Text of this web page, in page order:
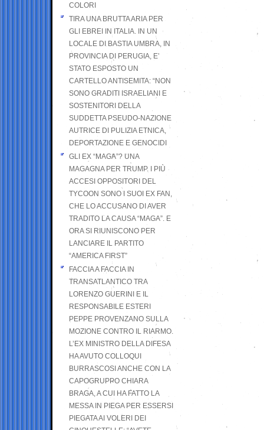
COLORI
TIRA UNA BRUTTA ARIA PER
GLI EBREI IN ITALIA. IN UN
LOCALE DI BASTIA UMBRA, IN
PROVINCIA DI PERUGIA, E’
STATO ESPOSTO UN
CARTELLO ANTISEMITA: “NON
SONO GRADITI ISRAELIANI E
SOSTENITORI DELLA
SUDDETTA PSEUDO-NAZIONE
AUTRICE DI PULIZIA ETNICA,
DEPORTAZIONE E GENOCIDI
GLI EX “MAGA”? UNA
MAGAGNA PER TRUMP. I PIÙ
ACCESI OPPOSITORI DEL
TYCOON SONO I SUOI EX FAN,
CHE LO ACCUSANO DI AVER
TRADITO LA CAUSA “MAGA”. E
ORA SI RIUNISCONO PER
LANCIARE IL PARTITO
“AMERICA FIRST”
FACCIA A FACCIA IN
TRANSATLANTICO TRA
LORENZO GUERINI E IL
RESPONSABILE ESTERI
PEPPE PROVENZANO SULLA
MOZIONE CONTRO IL RIARMO.
L’EX MINISTRO DELLA DIFESA
HA AVUTO COLLOQUI
BURRASCOSI ANCHE CON LA
CAPOGRUPPO CHIARA
BRAGA, A CUI HA FATTO LA
MESSA IN PIEGA PER ESSERSI
PIEGATA AI VOLERI DEI